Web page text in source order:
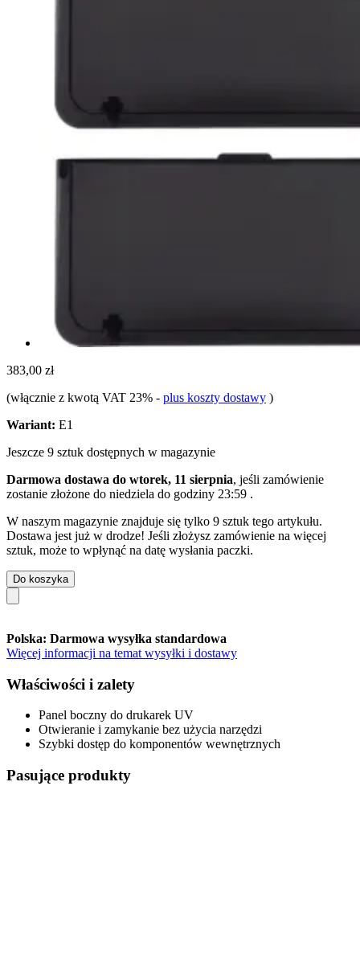
383,00 zł
(włącznie z kwotą VAT 23% - plus koszty dostawy )
Wariant: E1
Jeszcze 9 sztuk dostępnych w magazynie
Darmowa dostawa do wtorek, 11 sierpnia, jeśli zamówienie
zostanie złożone do niedziela do godziny 23:59 .
W naszym magazynie znajduje się tylko 9 sztuk tego artykułu.
Dostawa jest już w drodze! Jeśli złożysz zamówienie na więcej
sztuk, może to wpłynąć na datę wysłania paczki.
Do koszyka
Polska: Darmowa wysyłka standardowa
Więcej informacji na temat wysyłki i dostawy
Właściwości i zalety
Panel boczny do drukarek UV
Otwieranie i zamykanie bez użycia narzędzi
Szybki dostęp do komponentów wewnętrznych
Pasujące produkty